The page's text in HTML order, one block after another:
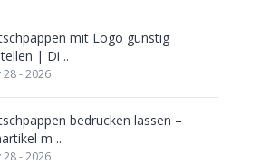
mit Logo günstig
| Di ..
28 - 2026
bedrucken lassen –
m ..
28 - 2026